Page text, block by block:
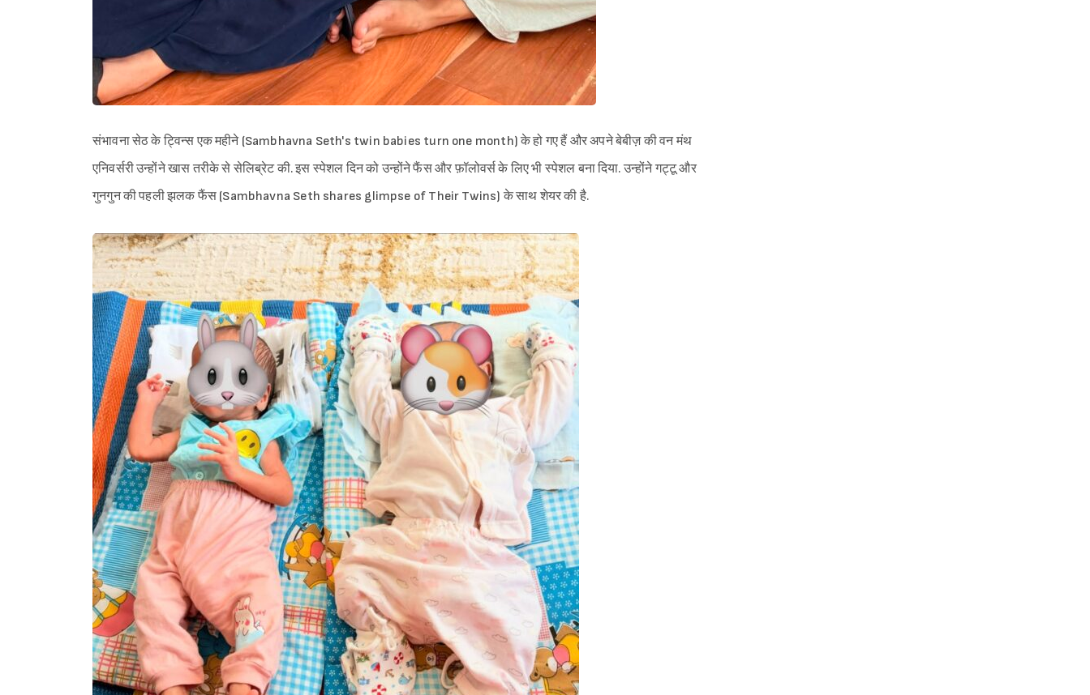
Sign in
संभावना सेठ के ट्विन्स एक महीने (Sambhavna Seth's twin babies turn one month) के हो गए हैं और अपने बेबीज़ की वन मंथ
एनिवर्सरी उन्होंने खास तरीके से सेलिब्रेट की. इस स्पेशल दिन को उन्होंने फैंस और फ़ॉलोवर्स के लिए भी स्पेशल बना दिया. उन्होंने गट्टू और
गुनगुन की पहली झलक फैंस (Sambhavna Seth shares glimpse of Their Twins) के साथ शेयर की है.